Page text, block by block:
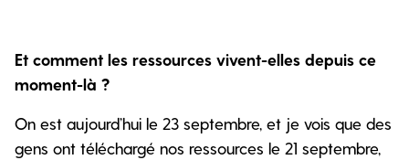
Et comment les ressources vivent-elles depuis ce
moment-là ?
On est aujourd’hui le 23 septembre, et je vois que des
gens ont téléchargé nos ressources le 21 septembre,